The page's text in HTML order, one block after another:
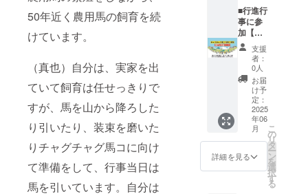
50年近く農用馬の飼育を続
けています。
（真也）自分は、実家を出
ていて飼育は任せっきりで
すが、馬を山から降ろした
り引いたり、装束を磨いた
りチャグチャグ馬コに向け
て準備をして、行事当日は
馬を引いています。自分は
交換は
承って
おりま
せんの
で、あ
らかじ
めご了
承くだ
さい。
■キーリ
ング ・
色：
黄・
緑・茶
※申込時
の他、
学生証
など2～
3枚収納
可能で
す。 ■
キーリ
ング ・
色：
黄・
緑・茶
※申込時
に色を
お選び
テムを
製作す
るブラ
ンドで
す。 ■
ネーム
ホル
ダー ・
サイ
ズ：縦
約7.5
㎝・横
約9㎝・
幅約1㎝
・色：
黄・
・日
時：
2025年
6月14日
（土）
9：30～
14：00
・会
場：下
記をご
参照く
ださ
い。
【お子
さま
コー
■行進行
事に参
加【親
子で行
進コー
ス】
2025年
の行進
行事
に、親
子で装
束を着
てご参
加いた
だけま
す。 お
支援
者：
0人
お届
け予
定：
2025
年06
月
詳細を見る
こ
の
リ
タ
ー
ン
を
選
択
す
る